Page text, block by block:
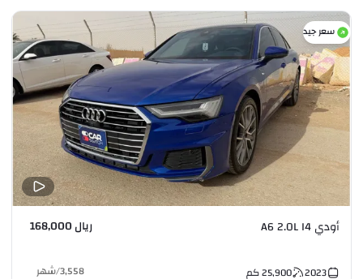
سعر جيد
أودي A6 2.0L I4 ريال 168,000
2023
25,900كم 3,558
/شهر